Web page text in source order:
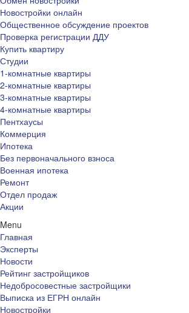
Новостройки онлайн
Общественное обсуждение проектов
Проверка регистрации ДДУ
Купить квартиру
Студии
1-комнатные квартиры
2-комнатные квартиры
3-комнатные квартиры
4-комнатные квартиры
Пентхаусы
Коммерция
Ипотека
Без первоначального взноса
Военная ипотека
Ремонт
Отдел продаж
Акции
Menu
Главная
Эксперты
Новости
Рейтинг застройщиков
Недобросовестные застройщики
Выписка из ЕГРН онлайн
Новостройки